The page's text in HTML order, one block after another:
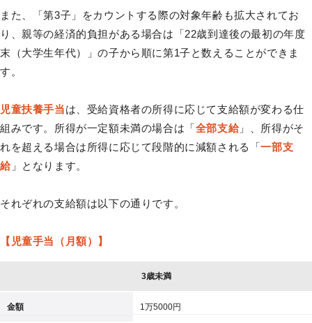
また、「第3子」をカウントする際の対象年齢も拡大されてお
り、親等の経済的負担がある場合は「22歳到達後の最初の年度
末（大学生年代）」の子から順に第1子と数えることができま
す。
児童扶養手当は、受給資格者の所得に応じて支給額が変わる仕
組みです。所得が一定額未満の場合は「全部支給」、所得がそ
れを超える場合は所得に応じて段階的に減額される「一部支
給」となります。
それぞれの支給額は以下の通りです。
【児童手当（月額）】
3歳未満
金額 1万5000円